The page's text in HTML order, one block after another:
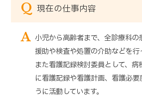
Q 現在の仕事内容
A 小児から高齢者まで、全診療科
援助や検査や処置の介助などを行
また看護記録検討委員として、
に看護記録や看護計画、看護必
うに活動しています。